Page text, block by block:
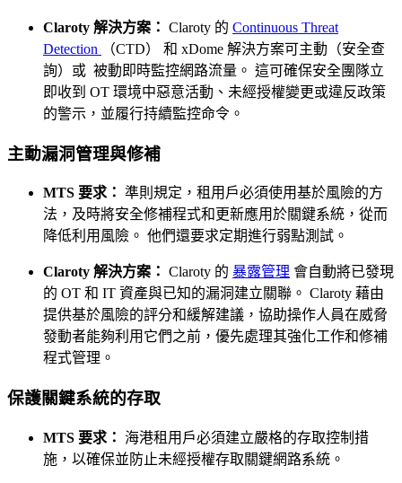
Claroty 解決方案： Claroty 的 Continuous Threat
Detection
（CTD） 和 xDome 解決方案可主動（安全查
詢）或 被動即時監控網路流量。 這可確保安全團隊立
即收到 OT 環境中惡意活動、未經授權變更或違反政策
的警示，並履行持續監控命令。
主動漏洞管理與修補
MTS 要求： 準則規定，租用戶必須使用基於風險的方
法，及時將安全修補程式和更新應用於關鍵系統，從而
降低利用風險。 他們還要求定期進行弱點測試。
Claroty 解決方案： Claroty 的 暴露管理 會自動將已發現
的 OT 和 IT 資產與已知的漏洞建立關聯。 Claroty 藉由
提供基於風險的評分和緩解建議，協助操作人員在威脅
發動者能夠利用它們之前，優先處理其強化工作和修補
程式管理。
保護關鍵系統的存取
MTS 要求：
海港租用戶必須建立嚴格的存取控制措
施，以確保並防止未經授權存取關鍵網路系統。